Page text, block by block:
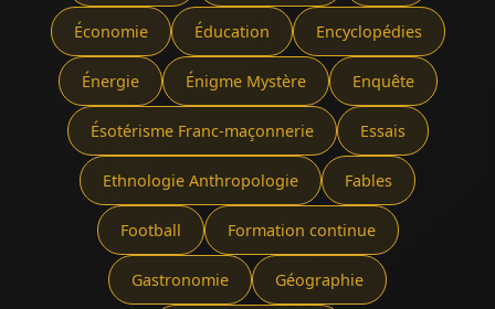
Économie Éducation Encyclopédies
Énergie Énigme Mystère Enquête
Ésotérisme Franc-maçonnerie Essais
Ethnologie Anthropologie Fables
Football Formation continue
Gastronomie Géographie